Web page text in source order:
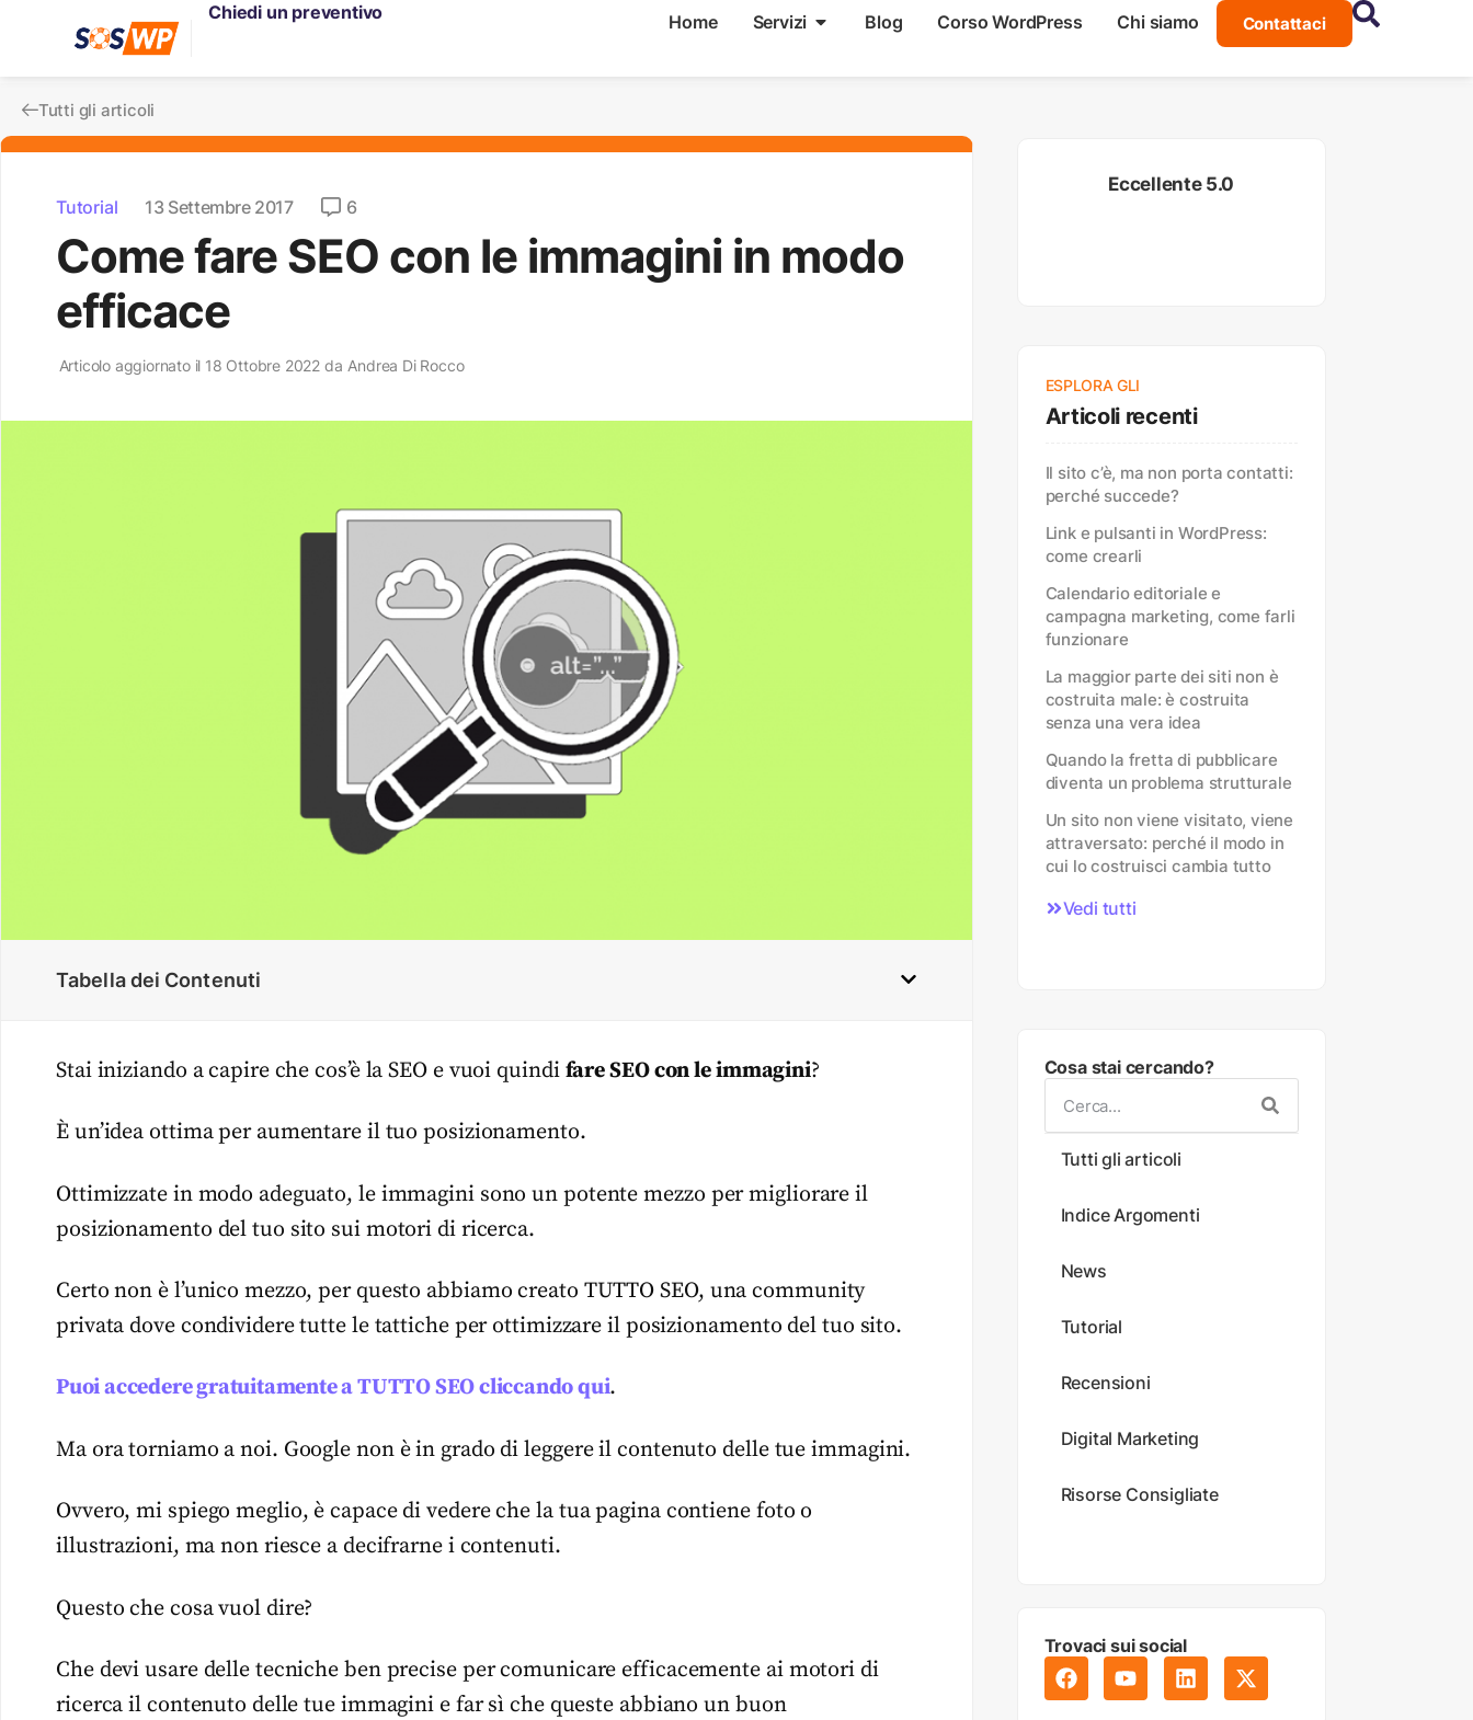
Home Servizi Blog Corso WordPress Chi siamo Contattaci
Chiedi un preventivo
Tutti gli articoli
Tutorial 13 Settembre 2017 6
Come fare SEO con le immagini in modo
efficace
Articolo aggiornato il 18 Ottobre 2022 da Andrea Di Rocco
Tabella dei Contenuti
Stai iniziando a capire che cos’è la SEO e vuoi quindi fare SEO con le immagini?
È un’idea ottima per aumentare il tuo posizionamento.
Ottimizzate in modo adeguato, le immagini sono un potente mezzo per migliorare il
posizionamento del tuo sito sui motori di ricerca.
Certo non è l’unico mezzo, per questo abbiamo creato TUTTO SEO, una community
privata dove condividere tutte le tattiche per ottimizzare il posizionamento del tuo sito.
Puoi accedere gratuitamente a TUTTO SEO cliccando qui.
Ma ora torniamo a noi. Google non è in grado di leggere il contenuto delle tue immagini.
Ovvero, mi spiego meglio, è capace di vedere che la tua pagina contiene foto o
illustrazioni, ma non riesce a decifrarne i contenuti.
Questo che cosa vuol dire?
Che devi usare delle tecniche ben precise per comunicare efficacemente ai motori di
ricerca il contenuto delle tue immagini e far sì che queste abbiano un buon
Eccellente 5.0
ESPLORA GLI
Articoli recenti
Il sito c’è, ma non porta contatti:
perché succede?
Link e pulsanti in WordPress:
come crearli
Calendario editoriale e
campagna marketing, come farli
funzionare
La maggior parte dei siti non è
costruita male: è costruita
senza una vera idea
Quando la fretta di pubblicare
diventa un problema strutturale
Un sito non viene visitato, viene
attraversato: perché il modo in
cui lo costruisci cambia tutto
Vedi tutti
Cosa stai cercando?
Tutti gli articoli
Indice Argomenti
News
Tutorial
Recensioni
Digital Marketing
Risorse Consigliate
Trovaci sui social